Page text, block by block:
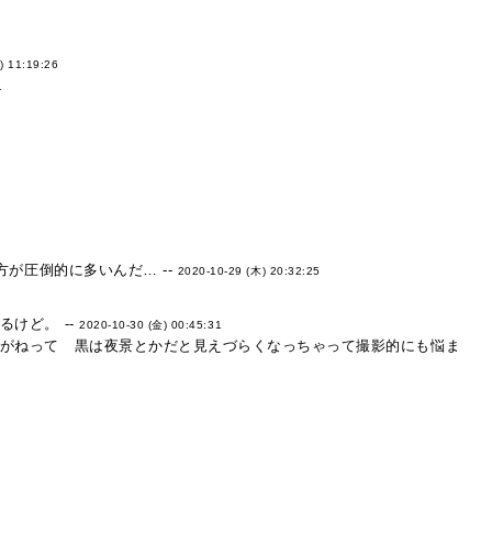
11:19:26
が圧倒的に多いんだ… -- 2020-10-29 (木) 20:32:25
るけど。 --2020-10-30 (金) 00:45:31
ねって 黒は夜景とかだと見えづらくなっちゃって撮影的にも悩ま